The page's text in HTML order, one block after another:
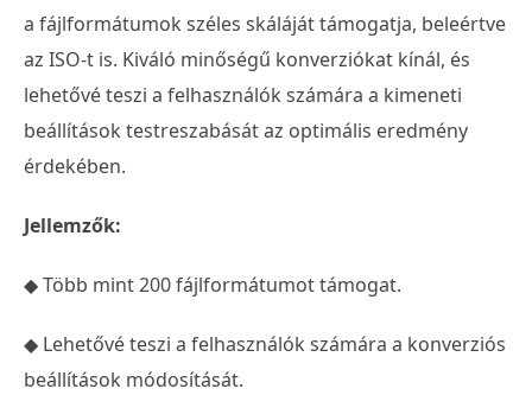
a fájlformátumok széles skáláját támogatja, beleértve
az ISO-t is. Kiváló minőségű konverziókat kínál, és
lehetővé teszi a felhasználók számára a kimeneti
beállítások testreszabását az optimális eredmény
érdekében.
Jellemzők:
◆ Több mint 200 fájlformátumot támogat.
◆ Lehetővé teszi a felhasználók számára a konverziós
beállítások módosítását.